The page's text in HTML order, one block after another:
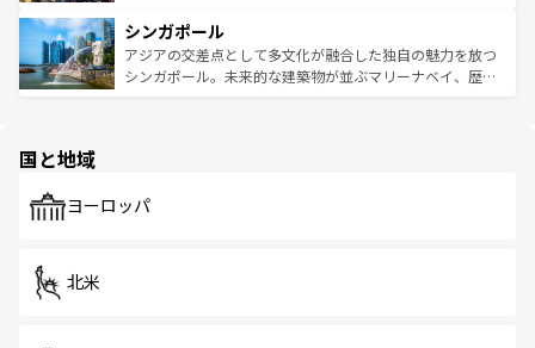
参照してほしい。
激する。気候は一年中温暖で、どの季節にも異なる楽しみ
が待っている。親しみやすいタイの人々、仏教を中心とし
た文化、そして多様な観光資源が、訪れる旅人を魅了し続
み、どこを訪れても感動するはず。観光スポットが密集し
ており、効率よく見どころを回れるのも魅力。息をのむよ
うな絶景から文化的な体験まで、香港を存分に楽しみ尽く
シンガポール
アジアの交差点として多文化が融合した独自の魅力を放つ
シンガポール。未来的な建築物が並ぶマリーナベイ、歴史
で、ホーカーズは地元の風情を楽しめる外せないスポット
国と地域
ヨーロッパ
北米